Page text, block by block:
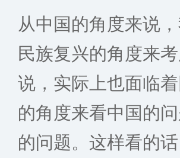
从中国的角度来说
民族复兴的角度来
说，实际上也面临
的角度来看中国的
的问题。这样看的